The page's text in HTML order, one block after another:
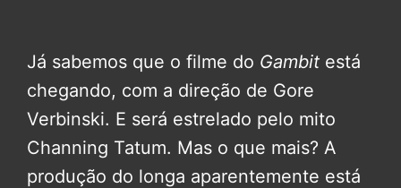
Já sabemos que o filme do Gambit está
chegando, com a direção de Gore
Verbinski. E será estrelado pelo mito
Channing Tatum. Mas o que mais? A
produção do longa aparentemente está